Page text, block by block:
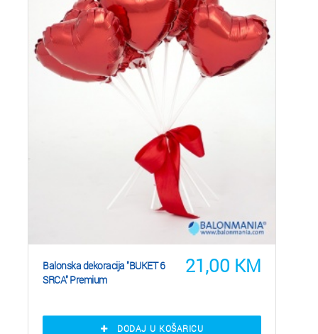
21,00 KM
Balonska dekoracija "BUKET 6
SRCA" Premium
DODAJ U KOŠARICU